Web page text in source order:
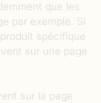
que les
par exemple. Si
spécifique
sur une page
sur la page